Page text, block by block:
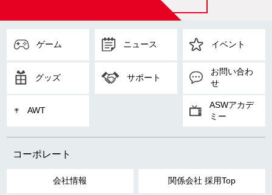
ゲーム ニュース イベント
グッズ サポート
お問い合わ
せ
AWT
ASWアカデ
ミー
コーポレート
会社情報 関係会社 採用Top